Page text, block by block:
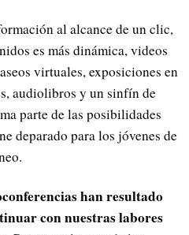
al alcance de un clic,
es más dinámica, videos
virtuales, exposiciones en
audiolibros y un sinfín de
parte de las posibilidades
deparado para los jóvenes de
han resultado
con nuestras labores